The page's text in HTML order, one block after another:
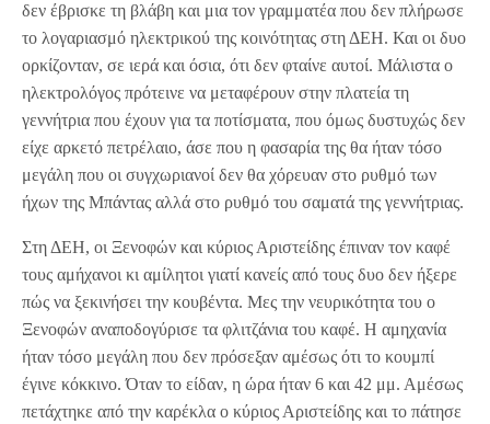
δεν έβρισκε τη βλάβη και μια τον γραμματέα που δεν πλήρωσε
το λογαριασμό ηλεκτρικού της κοινότητας στη ΔΕΗ. Και οι δυο
ορκίζονταν, σε ιερά και όσια, ότι δεν φταίνε αυτοί. Μάλιστα ο
ηλεκτρολόγος πρότεινε να μεταφέρουν στην πλατεία τη
γεννήτρια που έχουν για τα ποτίσματα, που όμως δυστυχώς δεν
είχε αρκετό πετρέλαιο, άσε που η φασαρία της θα ήταν τόσο
μεγάλη που οι συγχωριανοί δεν θα χόρευαν στο ρυθμό των
ήχων της Μπάντας αλλά στο ρυθμό του σαματά της γεννήτριας.
Στη ΔΕΗ, οι Ξενοφών και κύριος Αριστείδης έπιναν τον καφέ
τους αμήχανοι κι αμίλητοι γιατί κανείς από τους δυο δεν ήξερε
πώς να ξεκινήσει την κουβέντα. Μες την νευρικότητα του ο
Ξενοφών αναποδογύρισε τα φλιτζάνια του καφέ. Η αμηχανία
ήταν τόσο μεγάλη που δεν πρόσεξαν αμέσως ότι το κουμπί
έγινε κόκκινο. Όταν το είδαν, η ώρα ήταν 6 και 42 μμ. Αμέσως
πετάχτηκε από την καρέκλα ο κύριος Αριστείδης και το πάτησε